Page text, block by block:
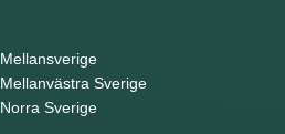
Mellansverige
Mellanvästra Sverige
Norra Sverige